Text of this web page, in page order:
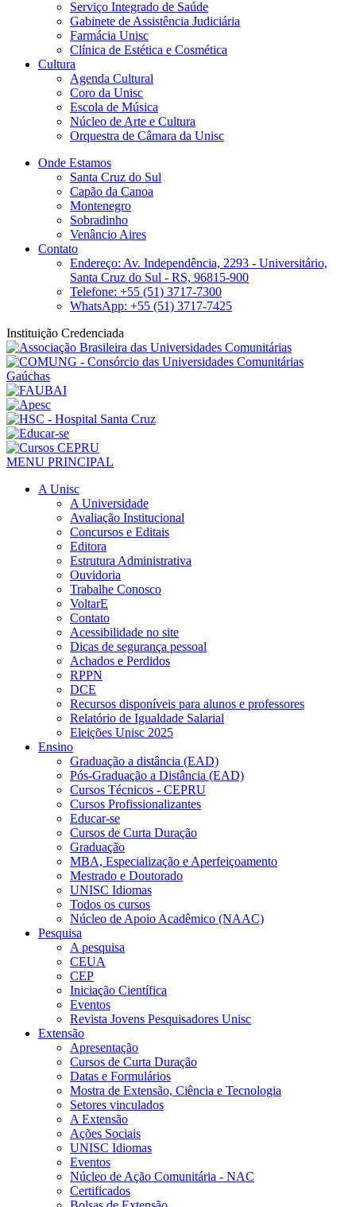
Serviço Integrado de Saúde
Gabinete de Assistência Judiciária
Farmácia Unisc
Clínica de Estética e Cosmética
Cultura
Agenda Cultural
Coro da Unisc
Escola de Música
Núcleo de Arte e Cultura
Orquestra de Câmara da Unisc
Onde Estamos
Santa Cruz do Sul
Capão da Canoa
Montenegro
Sobradinho
Venâncio Aires
Contato
Endereço: Av. Independência, 2293 - Universitário,
Santa Cruz do Sul - RS, 96815-900
Telefone: +55 (51) 3717-7300
WhatsApp: +55 (51) 3717-7425
Instituição Credenciada
MENU PRINCIPAL
A Unisc
A Universidade
Avaliação Institucional
Concursos e Editais
Editora
Estrutura Administrativa
Ouvidoria
Trabalhe Conosco
VoltarE
Contato
Acessibilidade no site
Dicas de segurança pessoal
Achados e Perdidos
RPPN
DCE
Recursos disponíveis para alunos e professores
Relatório de Igualdade Salarial
Eleições Unisc 2025
Ensino
Graduação a distância (EAD)
Pós-Graduação a Distância (EAD)
Cursos Técnicos - CEPRU
Cursos Profissionalizantes
Educar-se
Cursos de Curta Duração
Graduação
MBA, Especialização e Aperfeiçoamento
Mestrado e Doutorado
UNISC Idiomas
Todos os cursos
Núcleo de Apoio Acadêmico (NAAC)
Pesquisa
A pesquisa
CEUA
CEP
Iniciação Científica
Eventos
Revista Jovens Pesquisadores Unisc
Extensão
Apresentação
Cursos de Curta Duração
Datas e Formulários
Mostra de Extensão, Ciência e Tecnologia
Setores vinculados
A Extensão
Ações Sociais
UNISC Idiomas
Eventos
Núcleo de Ação Comunitária - NAC
Certificados